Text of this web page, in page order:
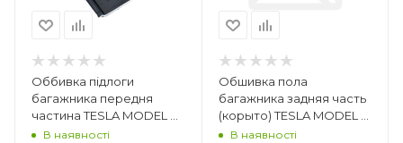
Оббивка підлоги
багажника передня
частина TESLA MODEL Y
1692892 - 00 - A
В наявності
Обшивка пола
багажника задняя часть
(корыто) TESLA MODEL Y
1492945-00-C
В наявності